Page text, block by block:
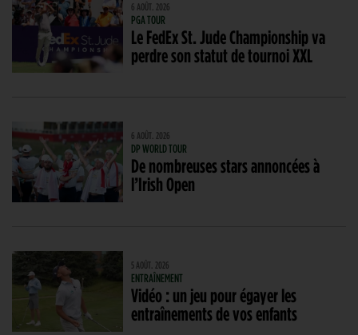
6 AOÛT. 2026
PGA TOUR
Le FedEx St. Jude Championship va
perdre son statut de tournoi XXL
6 AOÛT. 2026
DP WORLD TOUR
De nombreuses stars annoncées à
l’Irish Open
5 AOÛT. 2026
ENTRAÎNEMENT
Vidéo : un jeu pour égayer les
entraînements de vos enfants